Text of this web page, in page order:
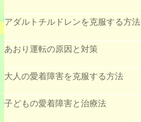
アダルトチルドレンを克服する方法
あおり運転の原因と対策
大人の愛着障害を克服する方法
子どもの愛着障害と治療法